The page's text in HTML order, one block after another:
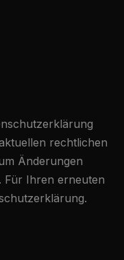
rechtlichen
Änderungen
Für Ihren erneuten